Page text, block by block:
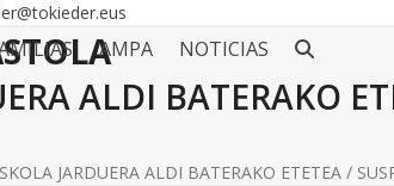
AMPA NOTICIAS
ALDI BATERAKO
JARDUERA ALDI BATERAKO ETETEA /